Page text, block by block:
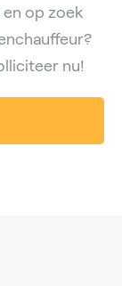
en op zoek
nu!